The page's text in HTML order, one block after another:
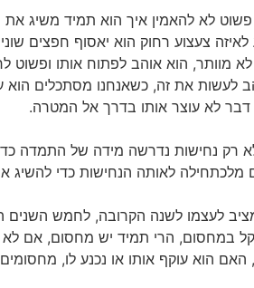
לא להאמין איך הוא תמיד משיג את
צעצוע רחוק הוא יאסוף חפצים
מוותר, הוא אוהב לפתוח אותו
את זה, כשאנחנו מסתכלים הוא
לא עוצר אותו בדרך אל המטרה.
רק נחישות נדרשה מידה של התמדה
מלכתחילה לאותה הנחישות כדי
לעצמו לשנה הקרובה, לחמש השנים
במחסום, הרי תמיד יש מחסום, אם
הוא עוקף אותו או נכנע לו,